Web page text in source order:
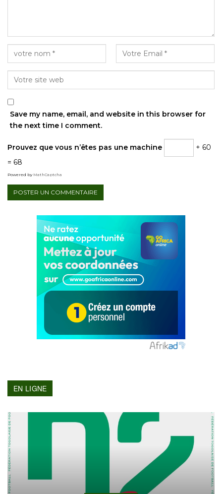
Save my name, email, and website in this browser for
the next time I comment.
Prouvez que vous n’êtes pas une machine
+ 60
= 68
Powered by MathCaptcha
EN LIGNE